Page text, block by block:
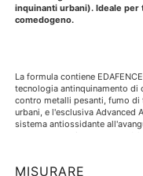
inquinanti urbani). Ideale per
comedogeno.
La formula contiene
tecnologia antinquinamento di
contro metalli pesanti, fumo di
urbani, e l'esclusiva Advanced
sistema antiossidante
tolleranza grazie alla nostra
ferulico e vitamina E.
MISURARE